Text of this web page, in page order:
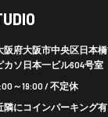
阪府大阪市中央区日本橋
カソ日本一ビル604号室
～19:00 / 不定休
隣にコインパーキング有